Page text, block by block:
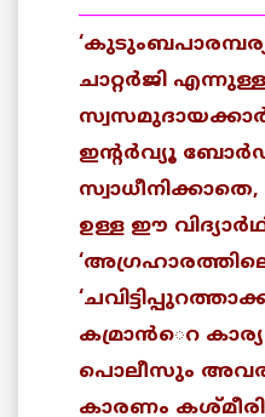
ചാറ്റര്‍ജി
സ്വസമുദായക്കാര്‍
ഇന്‍റര്‍വ്യൂ
ഉള്ള ഈ
കമ്രാന്‍െറ
പൊലീസും
കാരണം